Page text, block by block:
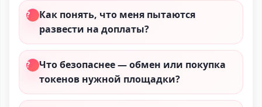
Как понять, что меня пытаются
развести на доплаты?
Что безопаснее — обмен или покупка
токенов нужной площадки?